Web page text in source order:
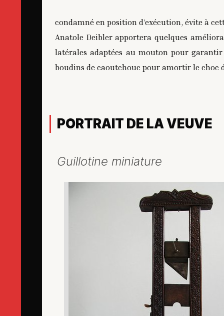
condamné en position d’exécution, évite à
Anatole Deibler apportera quelques
latérales adaptées au mouton pour
boudins de caoutchouc pour amortir le choc
PORTRAIT DE LA VEUVE
Guillotine miniature